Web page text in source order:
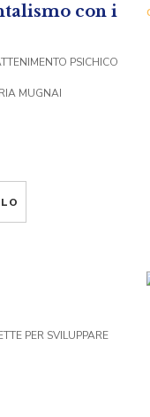
con i
PSICHICO
MUGNAI
PER SVILUPPARE